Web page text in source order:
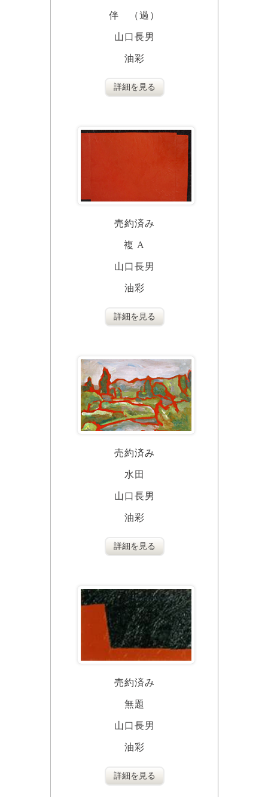
伴 （過）
山口長男
油彩
詳細を見る
売約済み
複 A
山口長男
油彩
詳細を見る
売約済み
水田
山口長男
油彩
詳細を見る
売約済み
無題
山口長男
油彩
詳細を見る